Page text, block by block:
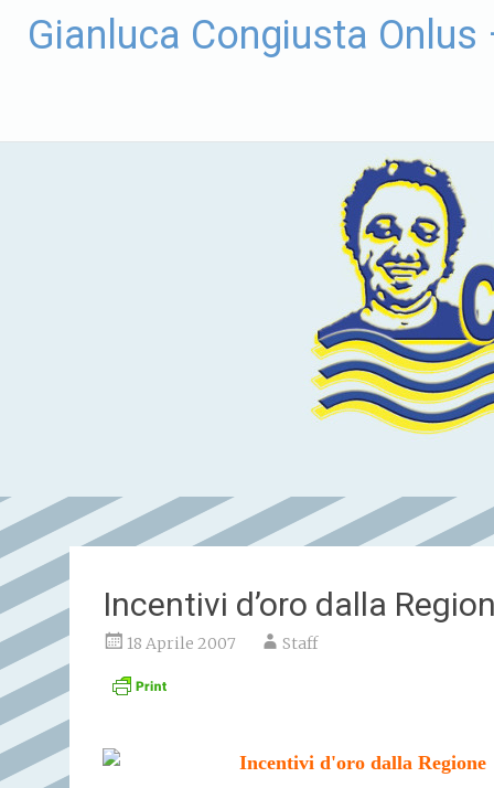
Gianluca Congiusta Onlus
Incentivi d’oro dalla
18 Aprile 2007 Staff
Incentivi d'oro dalla Regione